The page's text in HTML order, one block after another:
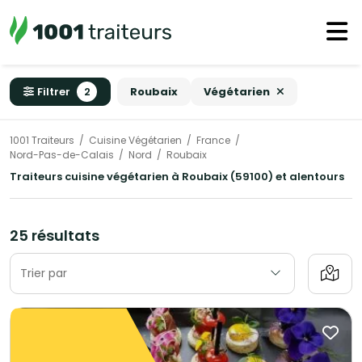
Filtrer 2 Roubaix Végétarien
1001 Traiteurs Cuisine Végétarien
France
Nord-Pas-de-Calais
Nord Roubaix
Traiteurs cuisine végétarien à Roubaix (59100) et alentours
25 résultats
Trier par